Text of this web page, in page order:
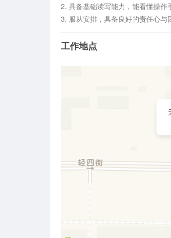
2. 具备基础读写能力，能看懂操作
3. 服从安排，具备良好的责任心与
工作地点